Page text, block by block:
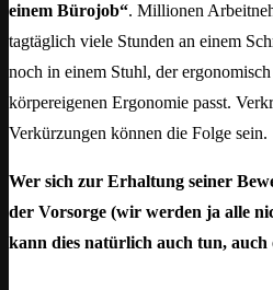
einem Bürojob“. Millionen
tagtäglich viele Stunden an einem
noch in einem Stuhl, der
körpereigenen Ergonomie passt.
Verkürzungen können die Folge sein.
Wer sich zur Erhaltung seiner
der Vorsorge (wir werden ja alle
kann dies natürlich auch tun,